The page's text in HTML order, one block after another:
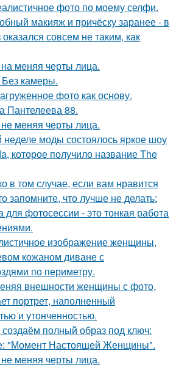
фото по моему селфи.
макияж и причёску заранее - в
совсем не таким, как
меняя черты лица.
Без камеры.
фото как основу.
Пантелеева 88.
меняя черты лица.
неделе моды состоялось яркое шоу
которое получило название The
в том случае, если вам нравится
запомните, что лучше не делать:
для фотосессии - это тонкая работа
изображение женщины,
кожаном диване с
по периметру.
внешности женщины с фото,
портрет, наполненный
и утонченностью.
полный образ под ключ:
"Момент Настоящей Женщины".
меняя черты лица.